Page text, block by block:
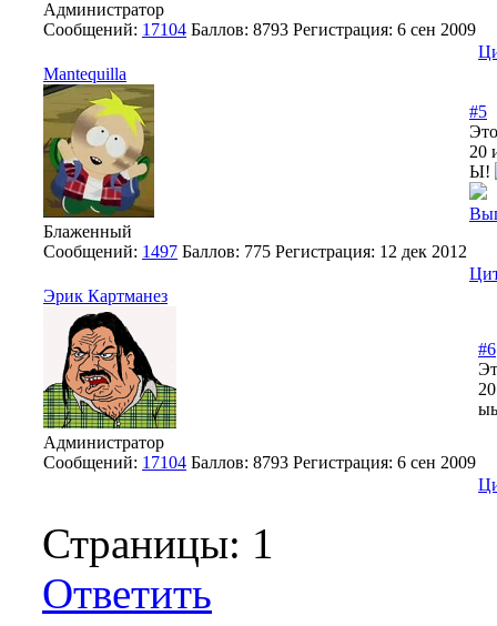
Администратор
Сообщений: 17104 Баллов: 8793 Регистрация: 6 сен 2009
Mantequilla
Блаженный
Сообщений: 1497 Баллов: 775 Регистрация: 12 дек 2012
#5
20
Ы!
Эрик Картманез
Администратор
Сообщений: 17104 Баллов: 8793 Регистрация: 6 сен 2009
#6
Страницы: 1
Ответить